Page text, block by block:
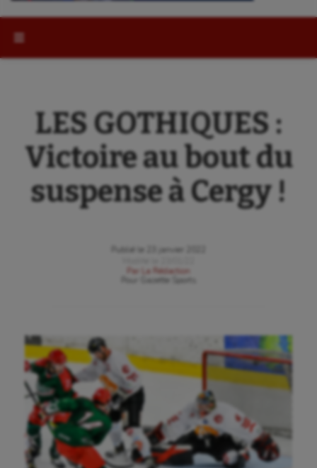
LES GOTHIQUES :
Victoire au bout du
suspense à Cergy !
Publié le
23 janvier 2022
Par
La Rédaction
Gazette Sports